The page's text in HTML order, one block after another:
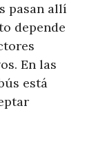
pasan allí
depende
En las
está